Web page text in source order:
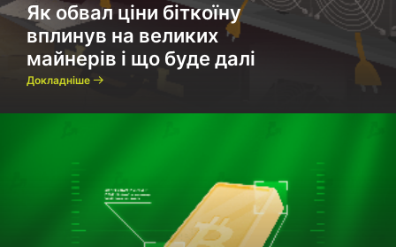
Як обвал ціни біткоїну
вплинув на великих
майнерів і що буде далі
Докладніше